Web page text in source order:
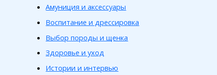
Амуниция и аксессуары
Воспитание и дрессировка
Выбор породы и щенка
Здоровье и уход
Истории и интервью